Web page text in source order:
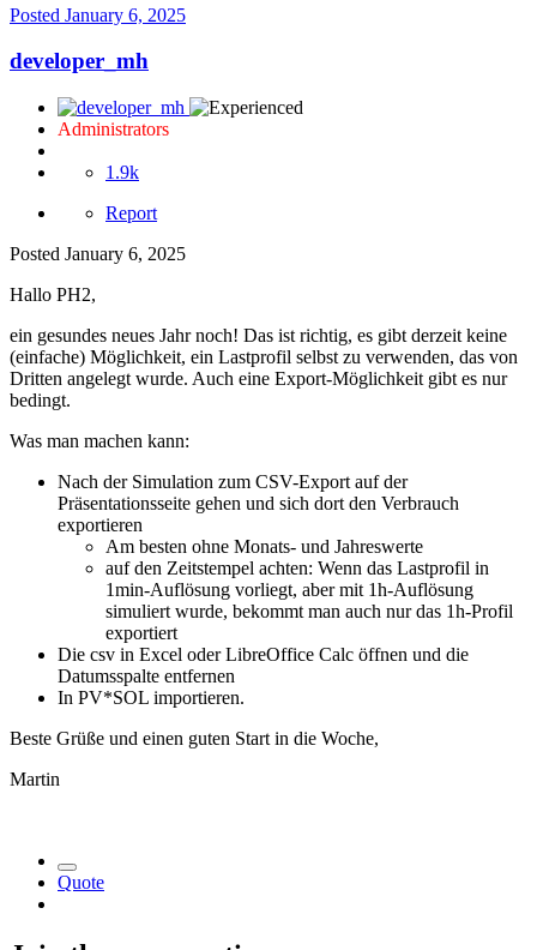
Posted January 6, 2025
developer_mh
Administrators
1.9k
Report
Posted January 6, 2025
Hallo PH2,
ein gesundes neues Jahr noch! Das ist richtig, es gibt derzeit keine
(einfache) Möglichkeit, ein Lastprofil selbst zu verwenden, das von
Dritten angelegt wurde. Auch eine Export-Möglichkeit gibt es nur
bedingt.
Was man machen kann:
Nach der Simulation zum CSV-Export auf der
Präsentationsseite gehen und sich dort den Verbrauch
exportieren
Am besten ohne Monats- und Jahreswerte
auf den Zeitstempel achten: Wenn das Lastprofil in
1min-Auflösung vorliegt, aber mit 1h-Auflösung
simuliert wurde, bekommt man auch nur das 1h-Profil
exportiert
Die csv in Excel oder LibreOffice Calc öffnen und die
Datumsspalte entfernen
In PV*SOL importieren.
Beste Grüße und einen guten Start in die Woche,
Martin
Quote